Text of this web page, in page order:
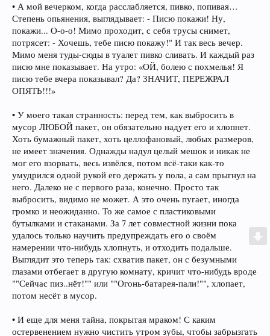
• А мой вечерком, когда расслабляется, пивко, попивая…
Степень опьянения, выглядывает: - Писю покажи! Ну,
покажи... О-о-о! Мимо проходит, с себя трусы снимет,
потрясет: - Хочешь, тебе писю покажу!" И так весь вечер.
Мимо меня туды-сюды в туалет пивко сливать. И каждый раз
писю мне показывает. На утро: «ОЙ, болею с похмелья! Я
писю тебе вчера показывал? Да? ЗНАЧИТ, ПЕРЕЖРАЛ
ОПЯТЬ!!!»
• У моего такая странность: перед тем, как выбросить в
мусор ЛЮБОЙ пакет, он обязательно надует его и хлопнет.
Хоть бумажный пакет, хоть целлофановый, любых размеров,
не имеет значения. Однажды надул целый мешок и никак не
мог его взорвать, весь извёлся, потом всё-таки как-то
умудрился одной рукой его держать у пола, а сам прыгнул на
него. Далеко не с первого раза, конечно. Просто так
выбросить, видимо не может. А это очень пугает, иногда
громко и неожиданно. То же самое с пластиковыми
бутылками и стаканами. За 7 лет совместной жизни пока
удалось только научить предупреждать его о своём
намерении что-нибудь хлопнуть, и отходить подальше.
Выглядит это теперь так: схватив пакет, он с безумными
глазами отбегает в другую комнату, кричит что-нибудь вроде
""Сейчас пиз..нёт!"" или ""Огонь-батарея-пали!"", хлопает,
потом несёт в мусор.
• И еще для меня тайна, покрытая мраком! С каким
остервенением нужно чистить утром зубы, чтобы забрызгать